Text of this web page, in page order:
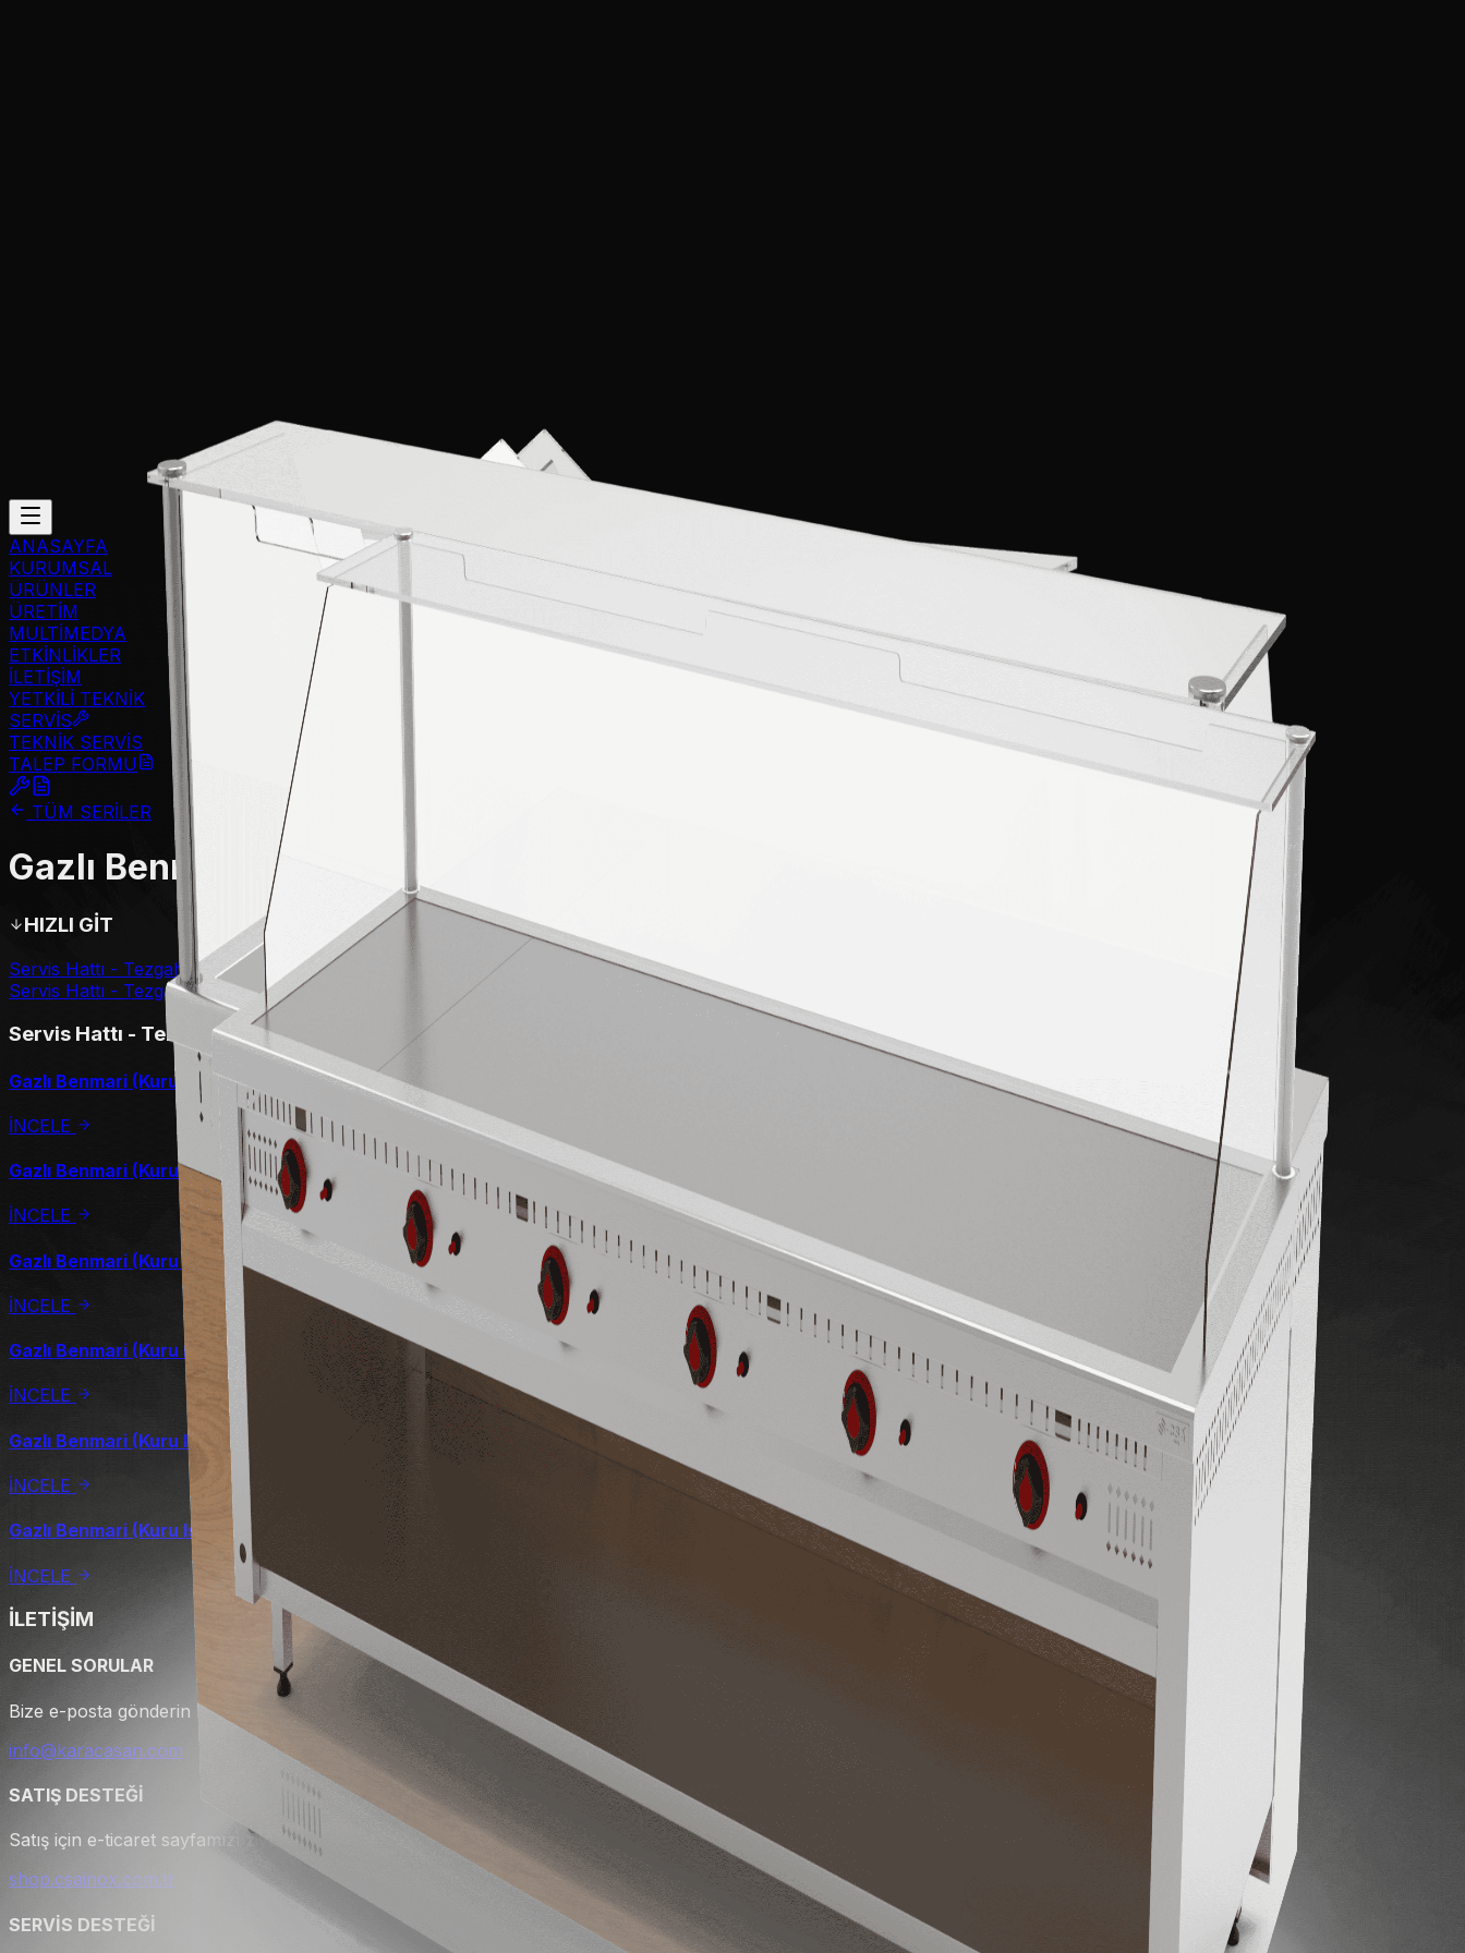
ANASAYFA
KURUMSAL
ÜRÜNLER
ÜRETİM
MULTİMEDYA
ETKİNLİKLER
İLETİŞİM
YETKİLİ TEKNİK
SERVİS
TEKNİK SERVİS
TALEP FORMU
TÜM SERİLER
Gazlı Benmari
HIZLI GİT
Servis Hattı - Tezgahlar
Servis Hattı - Tezgahlar
Servis Hattı - Tezgahlar
Gazlı Benmari (Kuru Isıtmalı) - 90 cm
İNCELE
Gazlı Benmari (Kuru Isıtmalı) - 125 cm
İNCELE
Gazlı Benmari (Kuru Isıtmalı) - 160 cm
İNCELE
Gazlı Benmari (Kuru Isıtmalı) - 195 cm
İNCELE
Gazlı Benmari (Kuru Isıtmalı) - 230 cm
İNCELE
Gazlı Benmari (Kuru Isıtmalı) - 280 cm
İNCELE
İLETİŞİM
GENEL SORULAR
Bize e-posta gönderin hemen geri dönüş yapalım.
info@karacasan.com
SATIŞ DESTEĞİ
Satış için e-ticaret sayfamızı ziyaret edebilirsiniz.
shop.csainox.com.tr
SERVİS DESTEĞİ